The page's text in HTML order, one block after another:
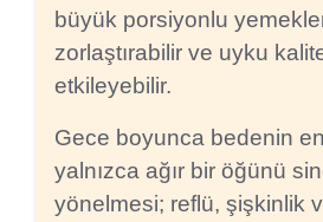
büyük porsiyonlu
zorlaştırabilir ve uyku
etkileyebilir.
Gece boyunca bedenin
yalnızca ağır bir öğünü
yönelmesi; reflü, şişkinlik